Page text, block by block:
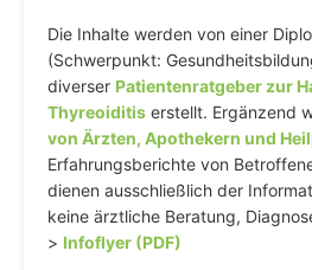
Die Inhalte werden von einer
(Schwerpunkt:
diverser Patientenratgeber zur
Thyreoiditis erstellt. Ergänzend
von Ärzten, Apothekern und
Erfahrungsberichte von
dienen ausschließlich der
keine ärztliche Beratung,
> Infoflyer (PDF)